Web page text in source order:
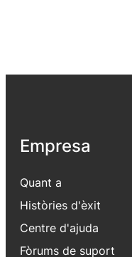
Empresa
Quant a
Històries d'èxit
Centre d'ajuda
Fòrums de suport